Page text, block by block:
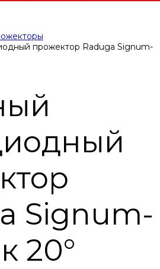
прожектор Raduga Signum-
Signum-
20°